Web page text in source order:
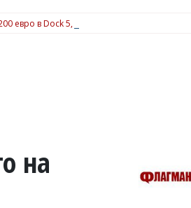
евро в Dock 5, вижте подробности
на